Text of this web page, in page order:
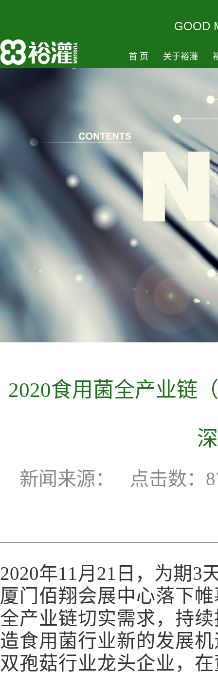
首页 关于裕灌
2020食用菌全产业链
新闻来源： 点击数：
2020年11月21日，为期3
厦门佰翔会展中心落下
全产业链切实需求，持
造食用菌行业新的发展
双孢菇行业龙头企业，